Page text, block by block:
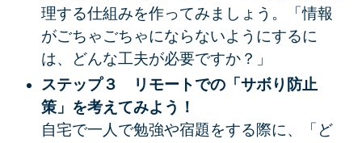
理する仕組みを作ってみましょう。「情報
がごちゃごちゃにならないようにするに
は、どんな工夫が必要ですか？」
ステップ３ リモートでの「サボり防止
策」を考えてみよう！
自宅で一人で勉強や宿題をする際に、
「ど